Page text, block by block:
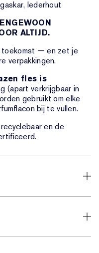
lederhout
ALTIJD.
toekomst — en zet je
verpakkingen.
fles is
(apart verkrijgbaar in
gebruikt om elke
bij te vullen.
en de